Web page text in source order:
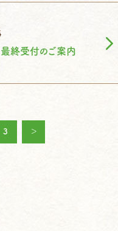
最終受付のご案内
3 ＞